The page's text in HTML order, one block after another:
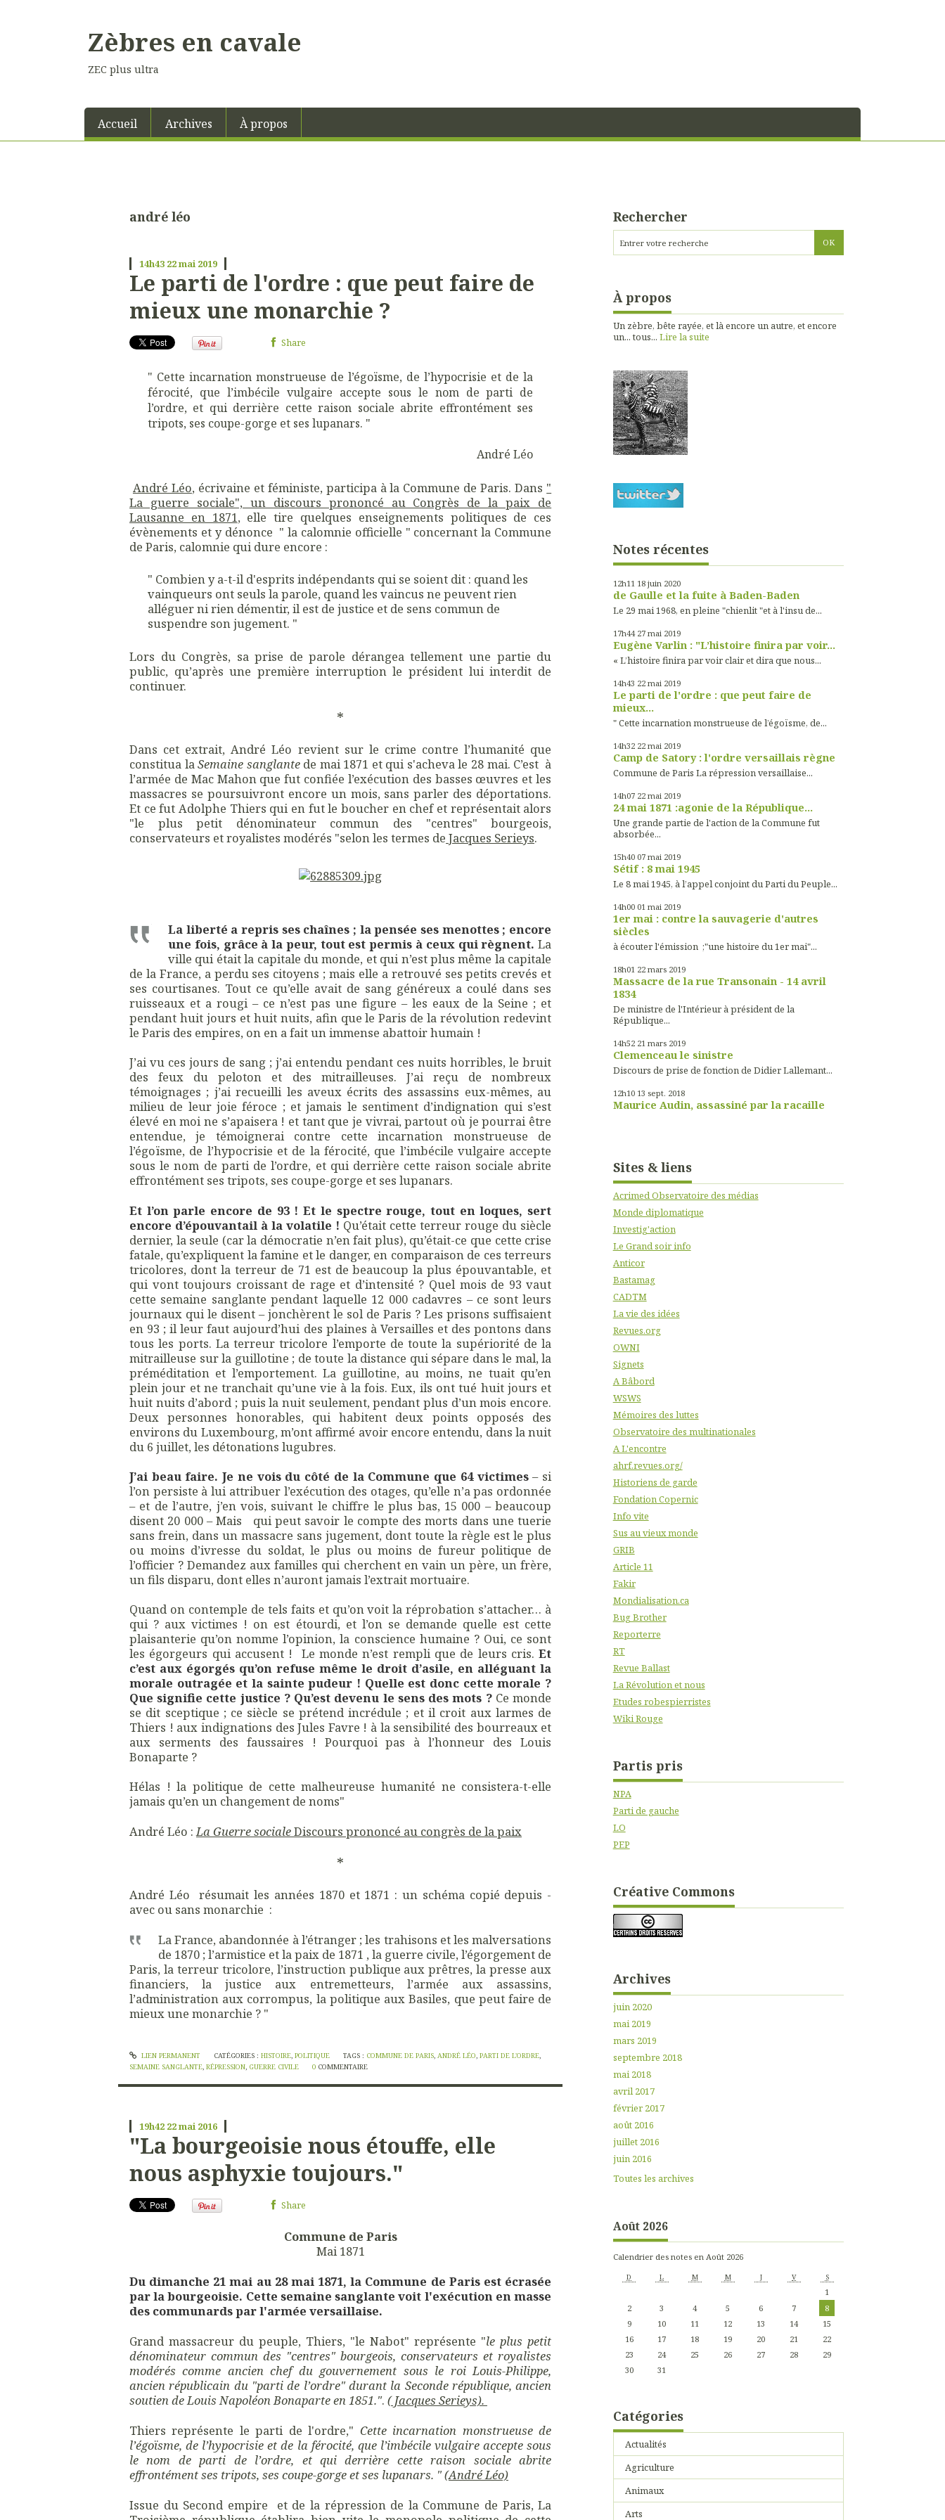
Zèbres en cavale
ZEC plus ultra
Accueil Archives À propos
andré léo
14h43 22mai 2019
Le parti de l'ordre : que peut faire de
mieux une monarchie ?
Share
" Cette incarnation monstrueuse de l’égoïsme, de l’hypocrisie et de la
férocité, que l’imbécile vulgaire accepte sous le nom de parti de
l’ordre, et qui derrière cette raison sociale abrite effrontément ses
tripots, ses coupe-gorge et ses lupanars. "
André Léo
André Léo, écrivaine et féministe, participa à la Commune de Paris. Dans "
La guerre sociale", un discours prononcé au Congrès de la paix de
Lausanne en 1871, elle tire quelques enseignements politiques de ces
évènements et y dénonce " la calomnie officielle " concernant la Commune
de Paris, calomnie qui dure encore :
" Combien y a-t-il d'esprits indépendants qui se soient dit : quand les
vainqueurs ont seuls la parole, quand les vaincus ne peuvent rien
alléguer ni rien démentir, il est de justice et de sens commun de
suspendre son jugement. "
Lors du Congrès, sa prise de parole dérangea tellement une partie du
public, qu’après une première interruption le président lui interdit de
continuer.
*
Dans cet extrait, André Léo revient sur le crime contre l’humanité que
constitua laSemaine sanglantede mai 1871 et qui s'acheva le 28 mai. C’est à
l’armée de Mac Mahon que fut confiée l’exécution des basses œuvres et les
massacres se poursuivront encore un mois, sans parler des déportations.
Et ce fut Adolphe Thiers qui en fut le boucher en chef et représentait alors
"le plus petit dénominateur commun des "centres" bourgeois,
conservateurs et royalistes modérés "selon les termes de Jacques Serieys.
La liberté a repris ses chaînes ; la pensée ses menottes ; encore
une fois, grâce à la peur, tout est permis à ceux qui règnent. La
ville qui était la capitale du monde, et qui n’est plus même la capitale
de la France, a perdu ses citoyens ; mais elle a retrouvé ses petits crevés et
ses courtisanes. Tout ce qu’elle avait de sang généreux a coulé dans ses
ruisseaux et a rougi – ce n’est pas une figure – les eaux de la Seine ; et
pendant huit jours et huit nuits, afin que le Paris de la révolution redevint
le Paris des empires, on en a fait un immense abattoir humain !
J’ai vu ces jours de sang ; j’ai entendu pendant ces nuits horribles, le bruit
des feux du peloton et des mitrailleuses. J’ai reçu de nombreux
témoignages ; j’ai recueilli les aveux écrits des assassins eux-mêmes, au
milieu de leur joie féroce ; et jamais le sentiment d’indignation qui s’est
élevé en moi ne s’apaisera ! et tant que je vivrai, partout où je pourrai être
entendue, je témoignerai contre cette incarnation monstrueuse de
l’égoïsme, de l’hypocrisie et de la férocité, que l’imbécile vulgaire accepte
sous le nom de parti de l’ordre, et qui derrière cette raison sociale abrite
effrontément ses tripots, ses coupe-gorge et ses lupanars.
Et l’on parle encore de 93 ! Et le spectre rouge, tout en loques, sert
encore d’épouvantail à la volatile ! Qu’était cette terreur rouge du siècle
dernier, la seule (car la démocratie n’en fait plus), qu’était-ce que cette crise
fatale, qu’expliquent la famine et le danger, en comparaison de ces terreurs
tricolores, dont la terreur de 71 est de beaucoup la plus épouvantable, et
qui vont toujours croissant de rage et d’intensité ? Quel mois de 93 vaut
cette semaine sanglante pendant laquelle 12 000 cadavres – ce sont leurs
journaux qui le disent – jonchèrent le sol de Paris ? Les prisons suffisaient
en 93 ; il leur faut aujourd’hui des plaines à Versailles et des pontons dans
tous les ports. La terreur tricolore l’emporte de toute la supériorité de la
mitrailleuse sur la guillotine ; de toute la distance qui sépare dans le mal, la
préméditation et l’emportement. La guillotine, au moins, ne tuait qu’en
plein jour et ne tranchait qu’une vie à la fois. Eux, ils ont tué huit jours et
huit nuits d’abord ; puis la nuit seulement, pendant plus d’un mois encore.
Deux personnes honorables, qui habitent deux points opposés des
environs du Luxembourg, m’ont affirmé avoir encore entendu, dans la nuit
du 6 juillet, les détonations lugubres.
J’ai beau faire. Je ne vois du côté de la Commune que 64 victimes– si
l’on persiste à lui attribuer l’exécution des otages, qu’elle n’a pas ordonnée
– et de l’autre, j’en vois, suivant le chiffre le plus bas, 15 000 – beaucoup
disent 20 000 – Mais qui peut savoir le compte des morts dans une tuerie
sans frein, dans un massacre sans jugement, dont toute la règle est le plus
ou moins d’ivresse du soldat, le plus ou moins de fureur politique de
l’officier ? Demandez aux familles qui cherchent en vain un père, un frère,
un fils disparu, dont elles n’auront jamais l’extrait mortuaire.
Quand on contemple de tels faits et qu’on voit la réprobation s’attacher… à
qui ? aux victimes ! on est étourdi, et l’on se demande quelle est cette
plaisanterie qu’on nomme l’opinion, la conscience humaine ? Oui, ce sont
les égorgeurs qui accusent ! Le monde n’est rempli que de leurs cris. Et
c’est aux égorgés qu’on refuse même le droit d’asile, en alléguant la
morale outragée et la sainte pudeur ! Quelle est donc cette morale ?
Que signifie cette justice ? Qu’est devenu le sens des mots ? Ce monde
se dit sceptique ; ce siècle se prétend incrédule ; et il croit aux larmes de
Thiers ! aux indignations des Jules Favre ! à la sensibilité des bourreaux et
aux serments des faussaires ! Pourquoi pas à l’honneur des Louis
Bonaparte ?
Hélas ! la politique de cette malheureuse humanité ne consistera-t-elle
jamais qu’en un changement de noms"
André Léo :La Guerre socialeDiscours prononcé au congrès de la paix
*
André Léo résumait les années 1870 et 1871 : un schéma copié depuis -
avec ou sans monarchie :
La France, abandonnée à l’étranger ; les trahisons et les malversations
de 1870 ; l’armistice et la paix de 1871 , la guerre civile, l’égorgement de
Paris, la terreur tricolore, l’instruction publique aux prêtres, la presse aux
financiers, la justice aux entremetteurs, l’armée aux assassins,
l’administration aux corrompus, la politique aux Basiles, que peut faire de
mieux une monarchie ? "
LIEN PERMANENT CATÉGORIES : HISTOIRE, POLITIQUE TAGS : COMMUNE DE PARIS, ANDRÉ LÉO, PARTI DE L'ORDRE,
SEMAINE SANGLANTE, RÉPRESSION, GUERRE CIVILE 0 COMMENTAIRE
19h42 22mai 2016
"La bourgeoisie nous étouffe, elle
nous asphyxie toujours."
Share
Commune de Paris
Mai 1871
Du dimanche 21 mai au 28 mai 1871, la Commune de Paris est écrasée
par la bourgeoisie. Cette semaine sanglante voit l'exécution en masse
des communards par l'armée versaillaise.
Grand massacreur du peuple, Thiers, "le Nabot" représente "le plus petit
dénominateur commun des "centres" bourgeois, conservateurs et royalistes
modérés comme ancien chef du gouvernement sous le roi Louis-Philippe,
ancien républicain du "parti de l’ordre" durant la Seconde république, ancien
soutien de Louis Napoléon Bonaparte en 1851.". ( Jacques Serieys).
Thiers représente le parti de l'ordre," Cette incarnation monstrueuse de
l’égoïsme, de l’hypocrisie et de la férocité, que l’imbécile vulgaire accepte sous
le nom de parti de l’ordre, et qui derrière cette raison sociale abrite
effrontément ses tripots, ses coupe-gorge et ses lupanars. " (André Léo)
Issue du Second empire et de la répression de la Commune de Paris, La
Rechercher
À propos
Un zèbre, bête rayée, et là encore un autre, et encore
un... tous... Lire la suite
Notes récentes
12h11 18 juin 2020
de Gaulle et la fuite à Baden-Baden
Le 29 mai 1968, en pleine "chienlit "et à l'insu de...
17h44 27 mai 2019
Eugène Varlin : "L’histoire finira par voir...
« L’histoire finira par voir clair et dira que nous...
14h43 22 mai 2019
Le parti de l'ordre : que peut faire de
mieux...
" Cette incarnation monstrueuse de l’égoïsme, de...
14h32 22 mai 2019
Camp de Satory : l'ordre versaillais règne
Commune de Paris La répression versaillaise...
14h07 22 mai 2019
24 mai 1871 :agonie de la République...
Une grande partie de l'action de la Commune fut
absorbée...
15h40 07 mai 2019
Sétif : 8 mai 1945
Le 8 mai 1945, à l’appel conjoint du Parti du Peuple...
14h00 01 mai 2019
1er mai : contre la sauvagerie d'autres
siècles
à écouter l'émission ;"une histoire du 1er mai"...
18h01 22 mars 2019
Massacre de la rue Transonain - 14 avril
1834
De ministre de l'Intérieur à président de la
République...
14h52 21 mars 2019
Clemenceau le sinistre
Discours de prise de fonction de Didier Lallemant...
12h10 13 sept. 2018
Maurice Audin, assassiné par la racaille
Sites & liens
Acrimed Observatoire des médias
Monde diplomatique
Investig'action
Le Grand soir info
Anticor
Bastamag
CADTM
La vie des idées
Revues.org
OWNI
Signets
A Bâbord
WSWS
Mémoires des luttes
Observatoire des multinationales
A L'encontre
ahrf.revues.org/
Historiens de garde
Fondation Copernic
Info vite
Sus au vieux monde
GRIB
Article 11
Fakir
Mondialisation.ca
Bug Brother
Reporterre
RT
Revue Ballast
La Révolution et nous
Etudes robespierristes
Wiki Rouge
Partis pris
NPA
Parti de gauche
LO
PEP
Créative Commons
Archives
juin 2020
mai 2019
mars 2019
septembre 2018
mai 2018
avril 2017
février 2017
août 2016
juillet 2016
juin 2016
Toutes les archives
Août 2026
Calendrier des notes en Août 2026
D L M M J V S
1
2
3 4 5 6 7
8
9
10 11 12 13 14
15
16
17 18 19 20 21
22
23
24 25 26 27 28
29
30
31
Catégories
Actualités
Agriculture
Animaux
Arts